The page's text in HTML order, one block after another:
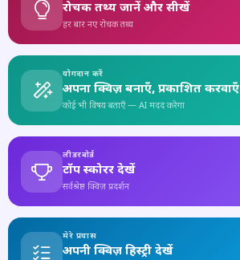
रोचक तथ्य जानें और सीखें
हर बार नए रोचक तथ्य
योगदान करें
अपना क्विज़ बनाएँ, प्रकाशित करवाएँ
कोई भी विषय बताएँ — AI मदद करेगा
लीडरबोर्ड
टॉप स्कोरर देखें
सर्वश्रेष्ठ क्विज़ प्रदर्शन
मेरे प्रयास
अपनी क्विज़ हिस्ट्री देखें